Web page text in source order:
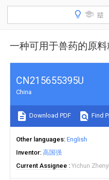
一种可用于兽药的原
CN215655395U
China
Download PDF Find
Other languages English
Inventor 高国强
Current Assignee
Yichun